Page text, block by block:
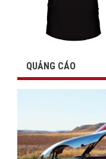
QUẢNG CÁO